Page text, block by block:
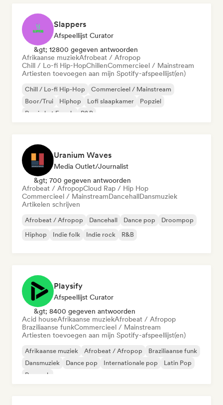
Slappers
Afspeellijst Curator
&gt; 12800 gegeven antwoorden
Afrikaanse muziekAfrobeat / Afropop
Chill / Lo-fi Hip-HopChillenCommercieel / Mainstream
Artiesten toevoegen aan mijn Spotify-afspeellijst(en)
Chill / Lo-fi Hip-Hop
Commercieel / Mainstream
Boor/Trui
Hiphop Lofi slaapkamer
Popziel
Rap in het Engels
R&B
Uranium Waves
Media Outlet/Journalist
&gt; 700 gegeven antwoorden
Afrobeat / AfropopCloud Rap / Hip Hop
Commercieel / MainstreamDancehallDansmuziek
Artikelen schrijven
Afrobeat / Afropop Dancehall Dance pop
Droompop
Hiphop
Indie folk Indie rock R&B
Playsify
Afspeellijst Curator
&gt; 8400 gegeven antwoorden
Acid houseAfrikaanse muziekAfrobeat / Afropop
Braziliaanse funkCommercieel / Mainstream
Artiesten toevoegen aan mijn Spotify-afspeellijst(en)
Afrikaanse muziek Afrobeat / Afropop
Braziliaanse funk
Dansmuziek
Dance pop Internationale pop
Latin Pop
Poprock